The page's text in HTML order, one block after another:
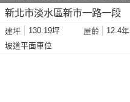
新北市淡水區新市一路一段
建坪 130.19坪 屋齡 12.4年
坡道平面車位